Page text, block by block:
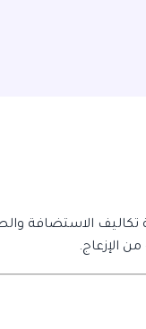
الاستضافة
الإزعاج.